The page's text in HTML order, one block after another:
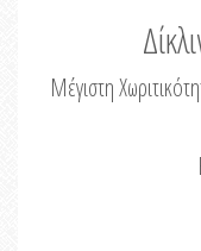
Μέγιστη